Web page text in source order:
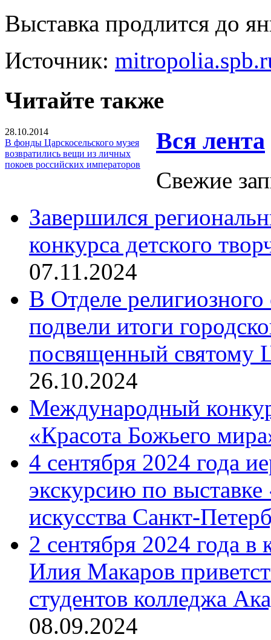
Выставка продлится до
Источник:
Читайте также
28.10.2014
В фонды Царскосельского музея
возвратились вещи из личных
покоев российских императоров
Вся лента
Свежие
Завершился
конкурса детского
07.11.2024
В Отделе религиозного
подвели итоги
посвященный святому
26.10.2024
Международный
«Красота Божьего
4 сентября 2024 года
экскурсию по
искусства Санкт-
2 сентября 2024 года
Илия Макаров
студентов колледжа
08.09.2024